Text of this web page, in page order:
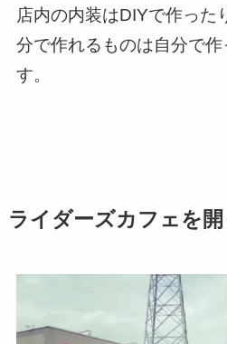
店内の内装はDIYで作った
分で作れるものは自分で作
す。
ライダーズカフェを